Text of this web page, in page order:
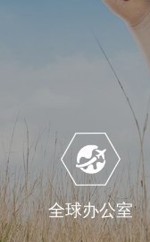
全球办公室